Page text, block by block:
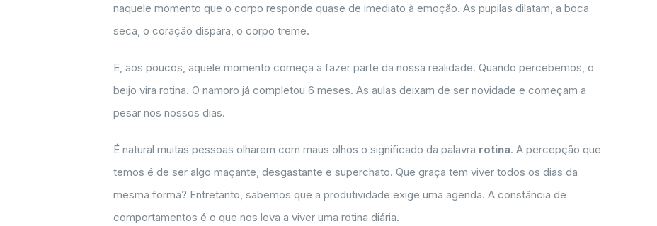
naquele momento que o corpo responde quase de imediato à emoção. As pupilas dilatam, a boca
seca, o coração dispara, o corpo treme.
E, aos poucos, aquele momento começa a fazer parte da nossa realidade. Quando percebemos, o
beijo vira rotina. O namoro já completou 6 meses. As aulas deixam de ser novidade e começam a
pesar nos nossos dias.
É natural muitas pessoas olharem com maus olhos o significado da palavra rotina. A percepção que
temos é de ser algo maçante, desgastante e superchato. Que graça tem viver todos os dias da
mesma forma? Entretanto, sabemos que a produtividade exige uma agenda. A constância de
comportamentos é o que nos leva a viver uma rotina diária.